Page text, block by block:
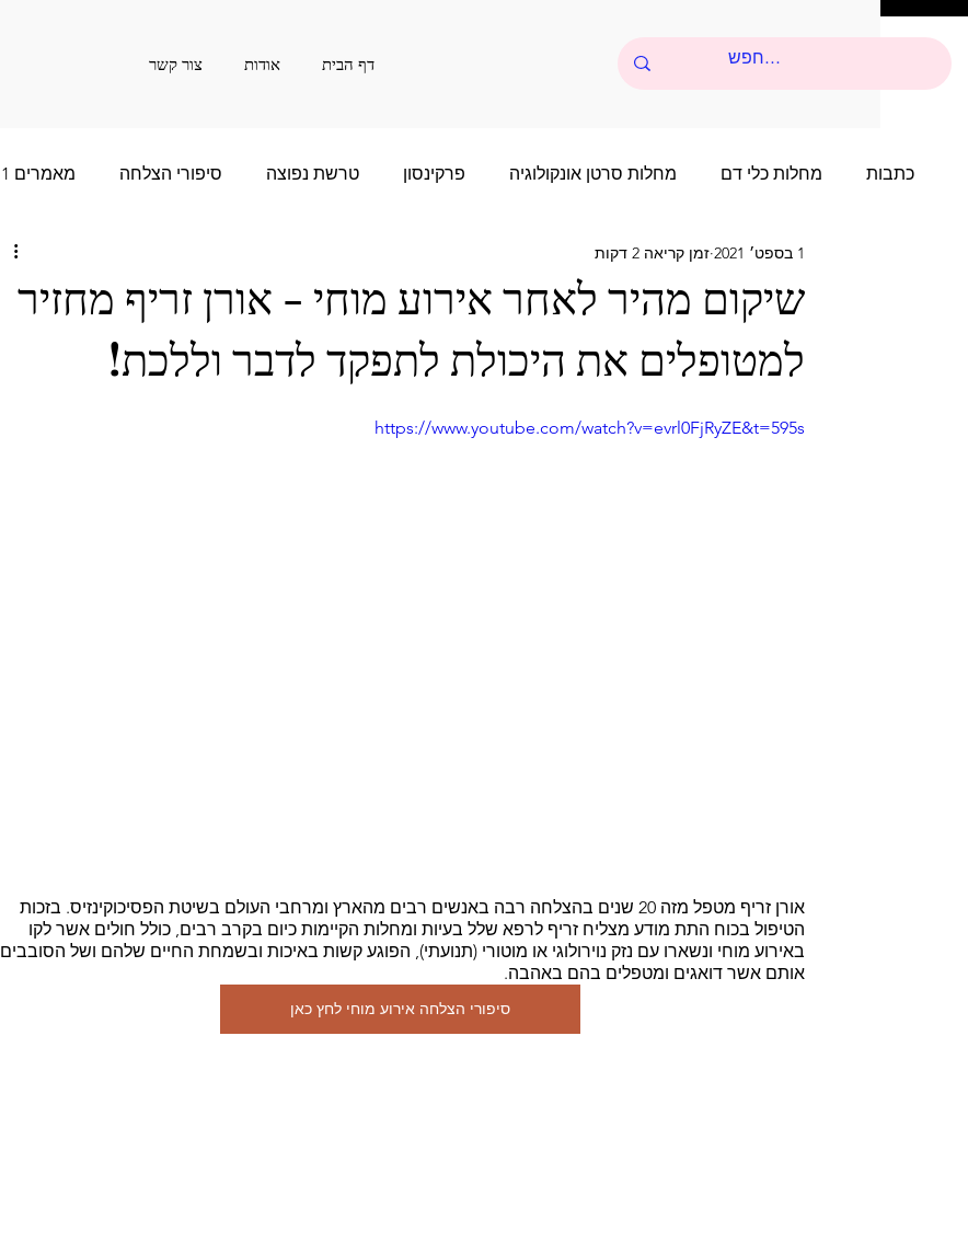
דף הבית אודות צור קשר
כתבות מחלות כלי דם מחלות סרטן אונקולוגיה פרקינסון טרשת נפוצה סיפורי הצלחה מאמרים 1
סיפורי הצלחה של שנים רבות סיפור הצלחה של שנים רבות - 2
סיפורי הצלחה של שנים רבות - 4 סיפור הצלחה של שנים רבות - 5 חדשות אינפורמציה
שיקום מהיר לאחר אירוע מוחי - אורן זריף מחזיר
למטופלים את היכולת לתפקד לדבר וללכת!
1 בספט׳ 2021 זמן קריאה 2 דקות
https://www.youtube.com/watch?v=evrl0FjRyZE&t=595s
אורן זריף מטפל מזה 20 שנים בהצלחה רבה באנשים רבים מהארץ ומרחבי העולם בשיטת הפסיכוקינזיס. בזכות
הטיפול בכוח התת מודע מצליח זריף לרפא שלל בעיות ומחלות הקיימות כיום בקרב רבים, כולל חולים אשר לקו
באירוע מוחי ונשארו עם נזק נוירולוגי או מוטורי (תנועתי), הפוגע קשות באיכות ובשמחת החיים שלהם ושל הסובבים
אותם אשר דואגים ומטפלים בהם באהבה.
סיפורי הצלחה אירוע מוחי לחץ כאן